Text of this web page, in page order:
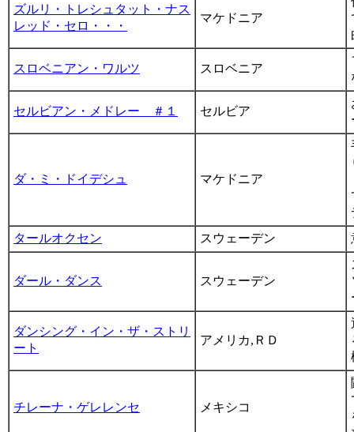
ズルリ・トレシュタット・ナス
レッド・セロ・・・
マケドニア
スロベニアン・ワルツ スロベニア
セルビアン・メドレー ＃１ セルビア
ダ・ミ・ドイデシュ マケドニア
タールオクセン
スウェーデン
ダール・ダンス スウェーデン
ダンシング・イン・ザ・ストリ
ート
アメリカ,ＲＤ
チレーナ・ゲレレンセ メキシコ